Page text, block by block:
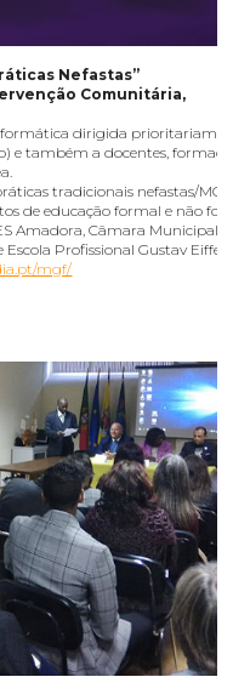
Nefastas”
Comunitária,
dirigida
e também a docentes,
tradicionais nefastas/
de educação formal e não
Amadora, Câmara Municipal
Profissional Gustav Eiffel.
mgf/